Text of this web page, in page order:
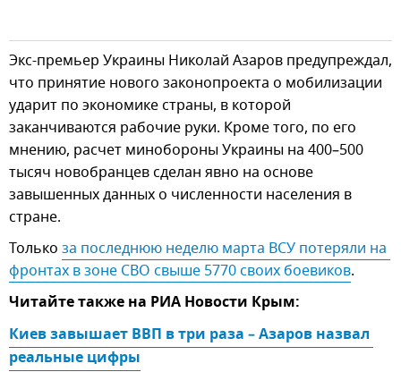
Экс-премьер Украины Николай Азаров предупреждал,
что принятие нового законопроекта о мобилизации
ударит по экономике страны, в которой
заканчиваются рабочие руки. Кроме того, по его
мнению, расчет минобороны Украины на 400–500
тысяч новобранцев сделан явно на основе
завышенных данных о численности населения в
стране.
Только за последнюю неделю марта ВСУ потеряли на
фронтах в зоне СВО свыше 5770 своих боевиков.
Читайте также на РИА Новости Крым:
Киев завышает ВВП в три раза – Азаров назвал
реальные цифры